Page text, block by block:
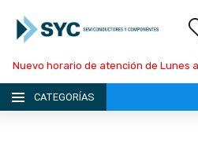
Nuevo horario de atención de Lunes a
CATEGORÍAS